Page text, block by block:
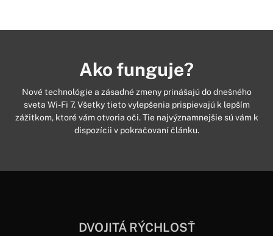
Ako funguje?
Nové technológie a zásadné zmeny prinášajú do dnešného
sveta Wi-Fi 7. Všetky tieto vylepšenia prispievajú k lepším
zážitkom, ktoré vám otvoria oči. Tie najvýznamnejšie sú vám k
dispozícii v pokračovaní článku.
DVOJITÁ RÝCHLOSŤ